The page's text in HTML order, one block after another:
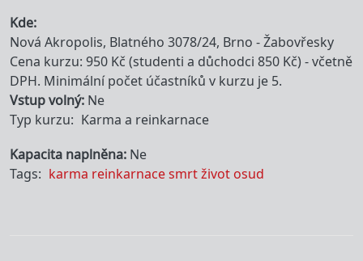
Kde
Nová Akropolis, Blatného 3078/24, Brno - Žabovřesky
Cena kurzu: 950 Kč (studenti a důchodci 850 Kč) - včetně
DPH. Minimální počet účastníků v kurzu je 5.
Vstup volný Ne
Typ kurzu
Karma a reinkarnace
Kapacita naplněna Ne
Tags
karma reinkarnacesmrtživot osud